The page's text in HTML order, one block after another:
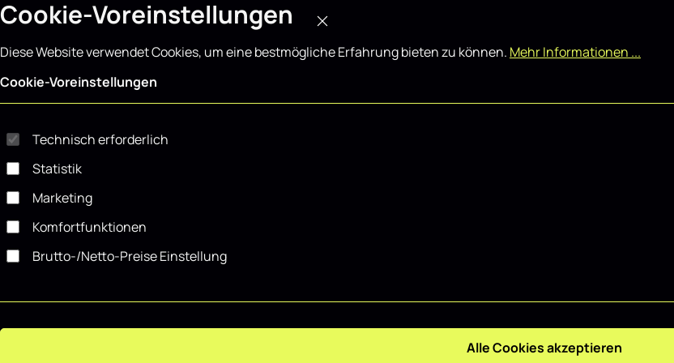
Cookie-Voreinstellungen
Diese Website verwendet Cookies, um eine bestmögliche Erfahrung bieten zu können. Mehr Informationen ...
Cookie-Voreinstellungen
Technisch erforderlich
Statistik
Marketing
Komfortfunktionen
Brutto-/Netto-Preise Einstellung
Alle Cookies akzeptieren